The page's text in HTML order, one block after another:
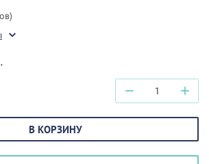
− +
В КОРЗИНУ